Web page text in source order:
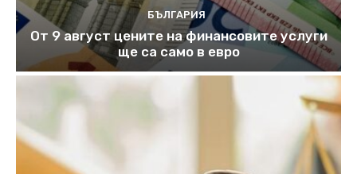
БЪЛГАРИЯ
От 9 август цените на финансовите услуги
ще са само в евро